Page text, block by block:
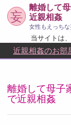
妄
離婚して
近親相姦
女性もえっちな
当サイトは
近親相姦のお部
離婚して母子
で近親相姦